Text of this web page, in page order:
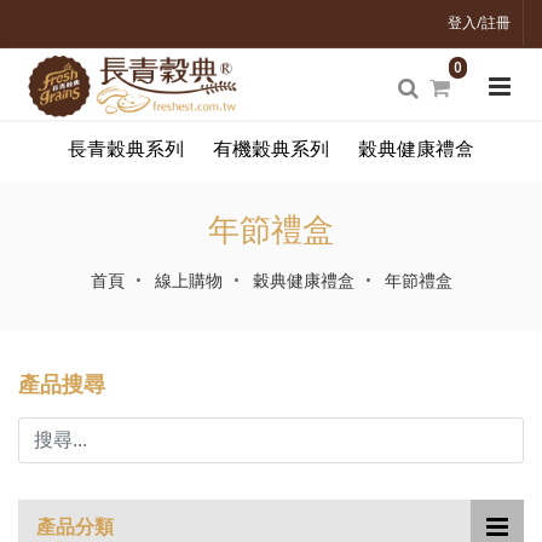
登入/註冊
0
長青穀典系列 有機穀典系列 穀典健康禮盒
年節禮盒
首頁 線上購物 穀典健康禮盒 年節禮盒
產品搜尋
產品分類